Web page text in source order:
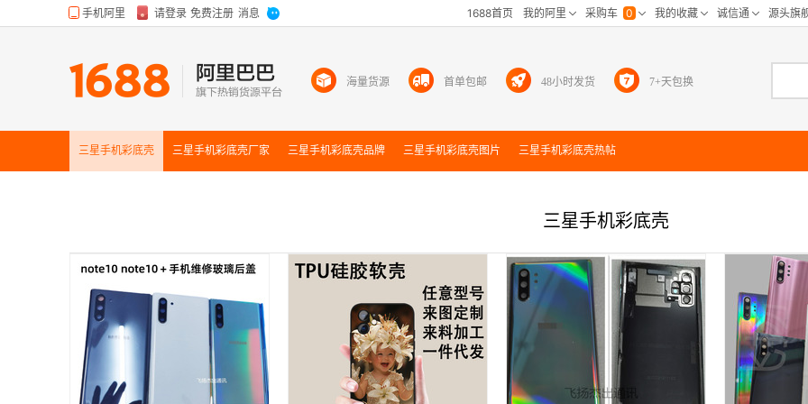
海量货源 首单包邮 48小时发货 7+天包换
三星手机彩底壳 三星手机彩底壳厂家 三星手机彩底壳品牌 三星手机彩底壳图片 三星手机彩底壳热帖
三星手机彩底壳